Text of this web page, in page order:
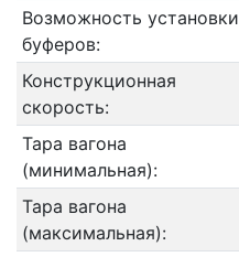
Возможность установки
буферов:
Конструкционная
скорость:
Тара вагона
(минимальная):
Тара вагона
(максимальная):